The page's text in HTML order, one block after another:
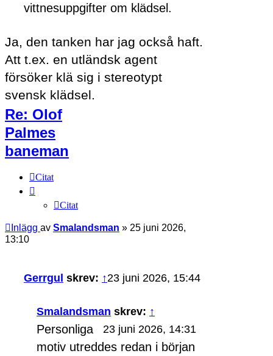
vittnesuppgifter om klädsel.
Ja, den tanken har jag också haft.
Att t.ex. en utländsk agent
försöker klä sig i stereotypt
svensk klädsel.
Re: Olof
Palmes
baneman
Citat
Citat
Inlägg av Smalandsman » 25 juni 2026,
13:10
Gerrgul skrev: ↑23 juni 2026, 15:44
Smalandsman skrev: ↑
23 juni 2026, 14:31
Personliga
motiv utreddes redan i början